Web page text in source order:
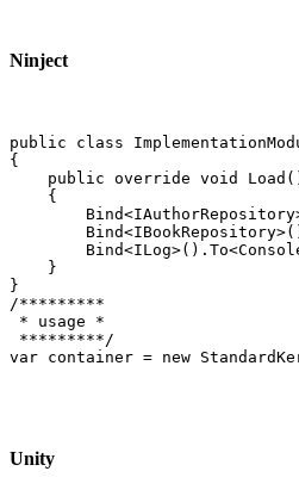
Ninject
public class
{
public override void
    {
    }
}
/*********
* usage *
*********/
var container = new
Unity